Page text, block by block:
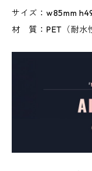
サイズ：w85mm
材 質：PET（耐水